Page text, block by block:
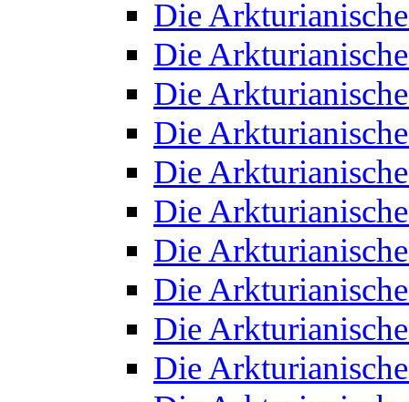
Die
Die
Die
Die
Die
Die
Die
Die
Die
Die